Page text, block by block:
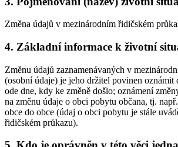
Změna údajů v mezinárodním řidičském
4. Základní informace k životní
Změnu údajů zaznamenávaných v
(osobní údaje) je jeho držitel povinen oznámit
ode dne, kdy ke změně došlo; oznámení
na změnu údaje o obci pobytu občana, tj.
obce do obce (údaj o obci pobytu je stále
řidičském průkazu).